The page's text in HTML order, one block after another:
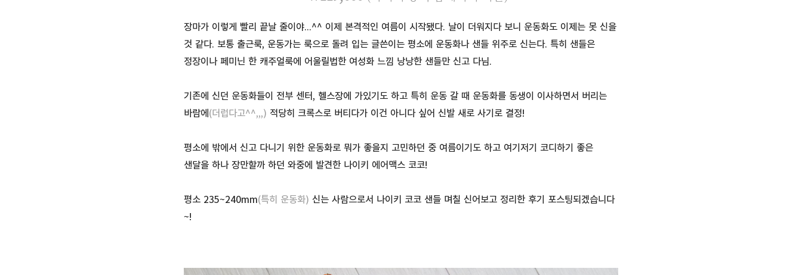
장마가 이렇게 빨리 끝날 줄이야...^^ 이제 본격적인 여름이 시작됐다. 날이 더워지다 보니 운동화도 이제는 못 신을
것 같다. 보통 출근룩, 운동가는 룩으로 돌려 입는 글쓴이는 평소에 운동화나 샌들 위주로 신는다. 특히 샌들은
정장이나 페미닌 한 캐주얼룩에 어울릴법한 여성화 느낌 낭낭한 샌들만 신고 다님.
기존에 신던 운동화들이 전부 센터, 헬스장에 가있기도 하고 특히 운동 갈 때 운동화를 동생이 이사하면서 버리는
바람에 (더럽다고^^,,,) 적당히 크록스로 버티다가 이건 아니다 싶어 신발 새로 사기로 결정!
평소에 밖에서 신고 다니기 위한 운동화로 뭐가 좋을지 고민하던 중 여름이기도 하고 여기저기 코디하기 좋은
샌달을 하나 장만할까 하던 와중에 발견한 나이키 에어맥스 코코!
평소 235~240mm(특히 운동화) 신는 사람으로서 나이키 코코 샌들 며칠 신어보고 정리한 후기 포스팅되겠습니다
~!